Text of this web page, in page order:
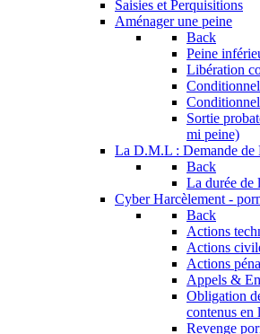
Saisies et Perquisitions
Aménager une peine
Back
Peine
Libération
Sortie
mi peine)
La D.M.L : Demande de
Back
La durée de
Cyber Harcèlement -
Back
Actions
Actions
Actions
Appels &
Obligation
contenus
Revenge